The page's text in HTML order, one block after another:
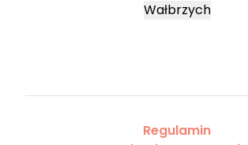
Wałbrzych
Regulamin